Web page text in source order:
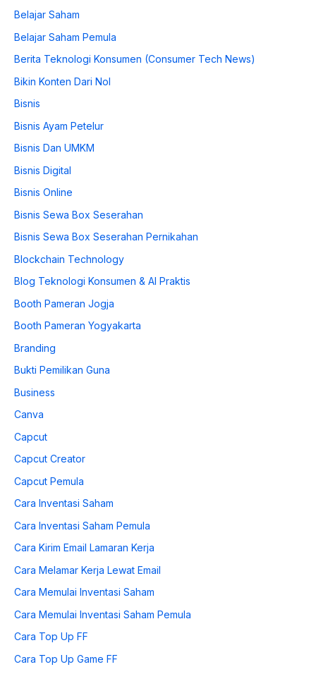
Belajar Saham
Belajar Saham Pemula
Berita Teknologi Konsumen (Consumer Tech News)
Bikin Konten Dari Nol
Bisnis
Bisnis Ayam Petelur
Bisnis Dan UMKM
Bisnis Digital
Bisnis Online
Bisnis Sewa Box Seserahan
Bisnis Sewa Box Seserahan Pernikahan
Blockchain Technology
Blog Teknologi Konsumen & AI Praktis
Booth Pameran Jogja
Booth Pameran Yogyakarta
Branding
Bukti Pemilikan Guna
Business
Canva
Capcut
Capcut Creator
Capcut Pemula
Cara Inventasi Saham
Cara Inventasi Saham Pemula
Cara Kirim Email Lamaran Kerja
Cara Melamar Kerja Lewat Email
Cara Memulai Inventasi Saham
Cara Memulai Inventasi Saham Pemula
Cara Top Up FF
Cara Top Up Game FF